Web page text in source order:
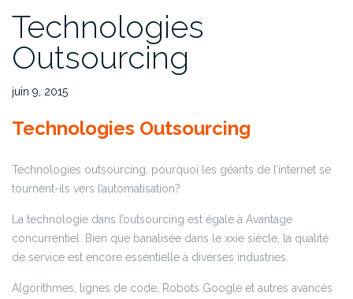
Technologies
Outsourcing
juin 9, 2015
Technologies Outsourcing
Technologies outsourcing, pourquoi les géants de l’internet se
tournent-ils vers l’automatisation?
La technologie dans l’outsourcing est égale à Avantage
concurrentiel. Bien que banalisée dans le xxie siècle, la qualité
de service est encore essentielle à diverses industries.
Algorithmes, lignes de code, Robots Google et autres avancés